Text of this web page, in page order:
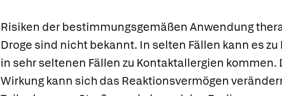
Risiken der bestimmungsgemäßen Anwendung
Droge sind nicht bekannt. In selten Fällen kann es
in sehr seltenen Fällen zu Kontaktallergien
Wirkung kann sich das Reaktionsvermögen